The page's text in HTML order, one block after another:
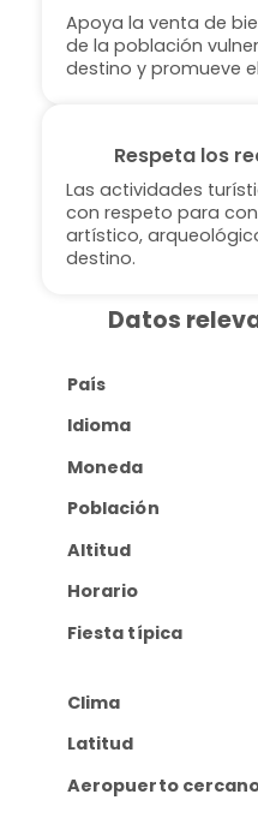
Apoya la venta de
de la población
destino y promueve
Respeta los
Las actividades
con respeto para
artístico,
destino.
Datos
País
Idioma
Moneda
Población
Altitud
Horario
Fiesta típica
Clima
Latitud
Aeropuerto